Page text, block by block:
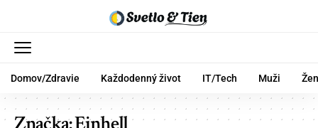
Domov/Zdravie Každodenný život IT/Tech Muži